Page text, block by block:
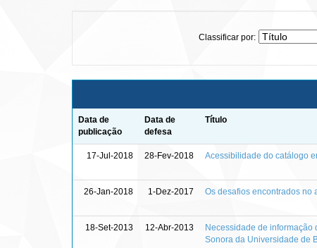
Classificar por:
Data de
publicação
Data de
defesa
Título
17-Jul-2018 28-Fev-2018 Acessibilidade do catálogo
26-Jan-2018 1-Dez-2017 Os desafios encontrados no
18-Set-2013 12-Abr-2013
Necessidade de informação
Sonora da Universidade de